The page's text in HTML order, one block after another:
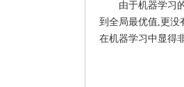
由于机器学习
到全局最优值,更没
在机器学习中显得